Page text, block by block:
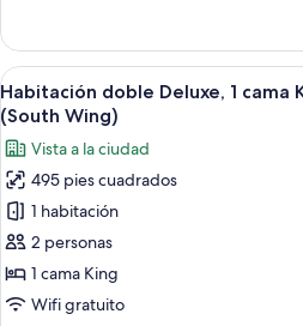
King
size,
para
no
fumadores,
vista
a
la
ciudad
(Palace
Side)
doble
superior,
1
cama
King
size,
para
no
fumadores,
vista
la
ciudad
Abrir
todas
las
fotos
de
Habitación
doble
Deluxe,
1
1
Habitación doble Deluxe, 1 cama
(South Wing)
Vista a la ciudad
495 pies cuadrados
1 habitación
2 personas
1 cama King
Wifi gratuito